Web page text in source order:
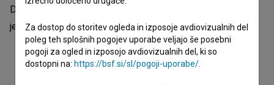
Domen Pehani je scenarist. Najnovejša projekta, pri katerih
je sodeloval, staZdrav kot riba (2025)inNa škrge (2025)
Za dostop do storitev ogleda in izposoje avdiovizualnih del
poleg teh splošnih pogojev uporabe veljajo še posebni
pogoji za ogled in izposojo avdiovizualnih del, ki so
dostopni na: https://bsf.si/sl/pogoji-uporabe/